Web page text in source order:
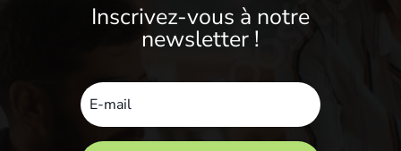
Inscrivez-vous à notre
newsletter !